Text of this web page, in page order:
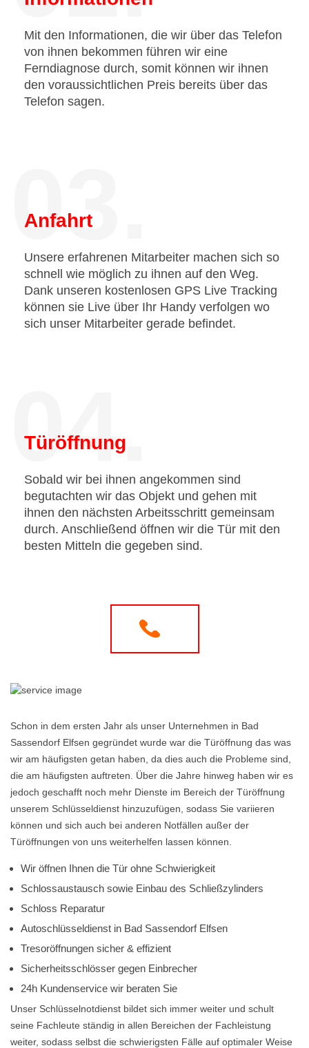
Mit den Informationen, die wir über das Telefon
von ihnen bekommen führen wir eine
Ferndiagnose durch, somit können wir ihnen
den voraussichtlichen Preis bereits über das
Telefon sagen.
03.
Anfahrt
Unsere erfahrenen Mitarbeiter machen sich so
schnell wie möglich zu ihnen auf den Weg.
Dank unseren kostenlosen GPS Live Tracking
können sie Live über Ihr Handy verfolgen wo
sich unser Mitarbeiter gerade befindet.
04.
Türöffnung
Sobald wir bei ihnen angekommen sind
begutachten wir das Objekt und gehen mit
ihnen den nächsten Arbeitsschritt gemeinsam
durch. Anschließend öffnen wir die Tür mit den
besten Mitteln die gegeben sind.
Schon in dem ersten Jahr als unser Unternehmen in Bad
Sassendorf Elfsen gegründet wurde war die Türöffnung das was
wir am häufigsten getan haben, da dies auch die Probleme sind,
die am häufigsten auftreten. Über die Jahre hinweg haben wir es
jedoch geschafft noch mehr Dienste im Bereich der Türöffnung
unserem Schlüsseldienst hinzuzufügen, sodass Sie variieren
können und sich auch bei anderen Notfällen außer der
Türöffnungen von uns weiterhelfen lassen können.
Wir öffnen Ihnen die Tür ohne Schwierigkeit
Schlossaustausch sowie Einbau des Schließzylinders
Schloss Reparatur
Autoschlüsseldienst in Bad Sassendorf Elfsen
Tresoröffnungen sicher & effizient
Sicherheitsschlösser gegen Einbrecher
24h Kundenservice wir beraten Sie
Unser Schlüsselnotdienst bildet sich immer weiter und schult
seine Fachleute ständig in allen Bereichen der Fachleistung
weiter, sodass selbst die schwierigsten Fälle auf optimaler Weise